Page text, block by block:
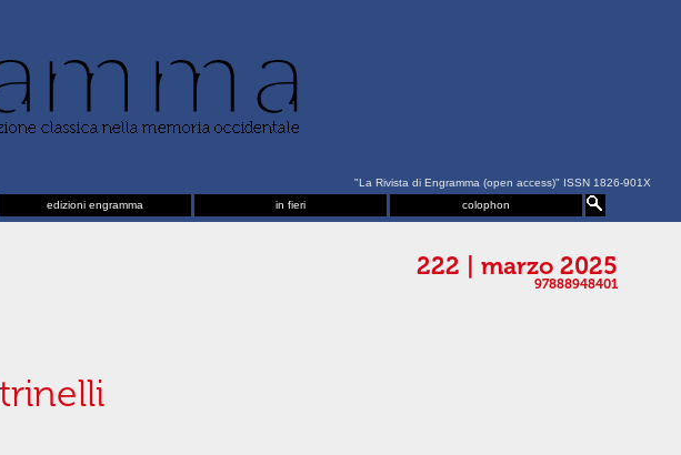
"La Rivista di Engramma (open access)" ISSN 1826-901X
edizioni engramma in fieri colophon
222 | marzo 2025
97888948401